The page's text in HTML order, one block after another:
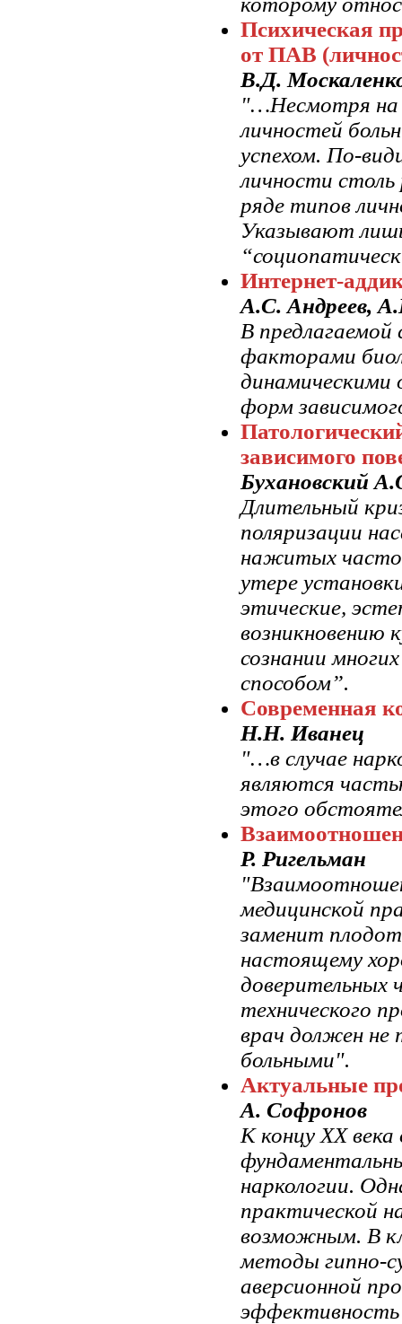
Психическая
от ПАВ
В.Д.
"…Несмотря на
личностей
успехом. По-
личности
ряде типов
Указывают
Интернет-
А.С. Андреев,
В
факторами
динамическими
форм
зависимого
Бухановский
Длительный
поляризации
нажитых часто
утере
этические,
возникновению
сознании
способом”.
Cовременная
Н.Н. Иванец
"…в случае
являются
этого
Р. Ригельман
медицинской
заменит
настоящему
доверительных
технического
врач должен не
больными".
Актуальные
А. Софронов
К концу XX
наркологии.
практической
возможным. В
методы гипно-
аверсионной
эффективность